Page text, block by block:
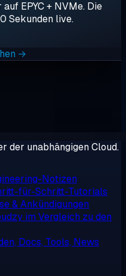
EPYC + NVMe. Die
Sekunden live.
→
der unabhängigen Cloud.
Notizen
für-Schritt-Tutorials
& Ankündigungen
im Vergleich zu den
Docs, Tools, News